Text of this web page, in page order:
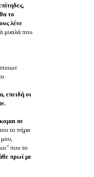
το
λένε
μυαλά που
επειδή οι
.
σε
το πήρα
μου,
που το
πρωί με